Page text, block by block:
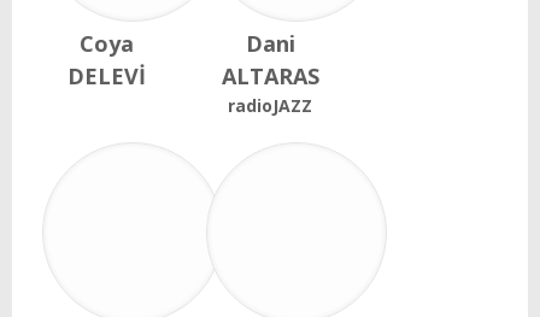
Coya
DELEVİ
Dani
ALTARAS
radioJAZZ